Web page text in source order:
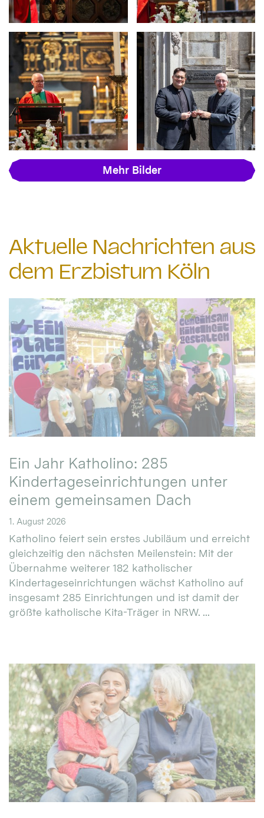
Mehr Bilder
Aktuelle Nachrichten aus
dem Erzbistum Köln
Ein Jahr Katholino: 285
Kindertageseinrichtungen unter
einem gemeinsamen Dach
1. August 2026
Katholino feiert sein erstes Jubiläum und erreicht
gleichzeitig den nächsten Meilenstein: Mit der
Übernahme weiterer 182 katholischer
Kindertageseinrichtungen wächst Katholino auf
insgesamt 285 Einrichtungen und ist damit der
größte katholische Kita-Träger in NRW. ...